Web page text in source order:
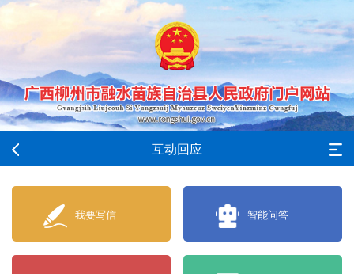
互动回应
我要写信 智能问答